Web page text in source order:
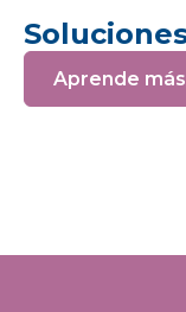
Aprende más